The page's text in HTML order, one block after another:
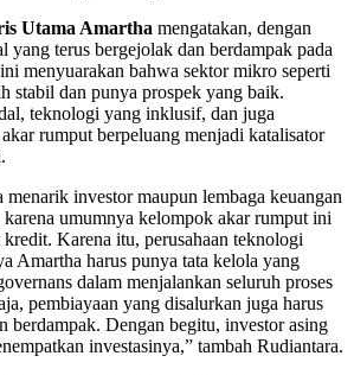
Utama Amartha mengatakan, dengan
yang terus bergejolak dan berdampak pada
menyuarakan bahwa sektor mikro seperti
stabil dan punya prospek yang baik.
teknologi yang inklusif, dan juga
rumput berpeluang menjadi katalisator
menarik investor maupun lembaga keuangan
umumnya kelompok akar rumput ini
Karena itu, perusahaan teknologi
Amartha harus punya tata kelola yang
dalam menjalankan seluruh proses
pembiayaan yang disalurkan juga harus
berdampak. Dengan begitu, investor asing
investasinya,” tambah Rudiantara.